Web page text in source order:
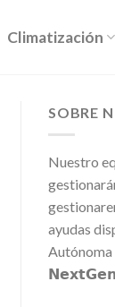
Climatización
SOBRE
Nuestro
ayudas